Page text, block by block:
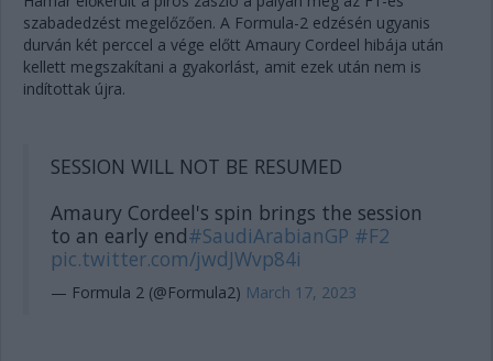
szabadedzést megelőzően. A Formula-2 edzésén ugyanis
durván két perccel a vége előtt Amaury Cordeel hibája után
kellett megszakítani a gyakorlást, amit ezek után nem is
indítottak újra.
SESSION WILL NOT BE RESUMED
Amaury Cordeel's spin brings the session
to an early end#SaudiArabianGP #F2
pic.twitter.com/jwdJWvp84i
— Formula 2 (@Formula2) March 17, 2023